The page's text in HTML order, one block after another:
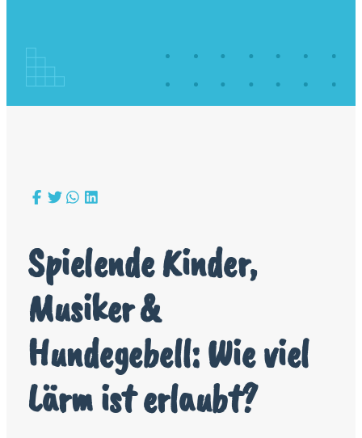
Spielende Kinder,
Musiker &
Hundegebell: Wie viel
Lärm ist erlaubt?